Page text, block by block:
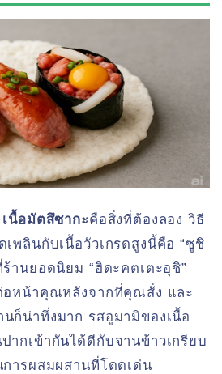
เนื้อมัตสึซากะคือสิ่งที่ต้องลอง วิธี
เพลินกับเนื้อวัวเกรดสูงนี้คือ “ซูชิ
านยอดนิยม “ฮิดะคตเตะอุชิ”
อหน้าคุณหลังจากที่คุณสั่ง และ
ก็น่าทึ่งมาก รสอูมามิของเนื้อ
ากเข้ากันได้ดีกับจานข้าวเกรียบ
การผสมผสานที่โดดเด่น